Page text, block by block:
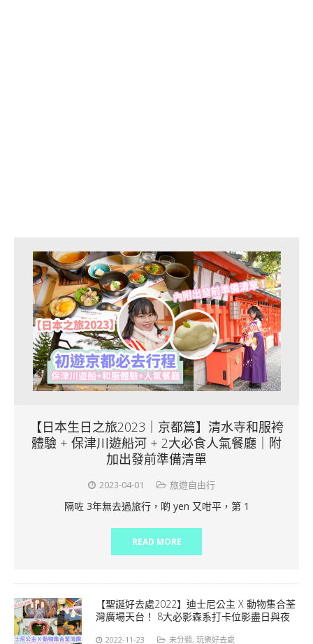
【日本生日之旅2023｜京都篇】清水寺和服袴
體驗 + 保津川遊船河 + 2大必食人氣餐廳｜附
加出發前準備清單
2023-04-01 旅遊自由行
隔咗 3年無去過旅行，啲 yen 又咁平，第 1
READ MORE
【聖誕好去處2022】迪士尼公主 X 動物集合荃
灣廣場天台！ 8大必影森系打卡位影盡日與夜
2022-11-23 未分類, 玩樂好去處